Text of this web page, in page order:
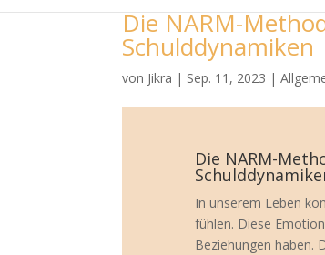
Die NARM-
Schulddynamiken
von Jikra | Sep. 11, 2023 |
Die NARM-
In unserem Leben
fühlen. Diese
Beziehungen haben.